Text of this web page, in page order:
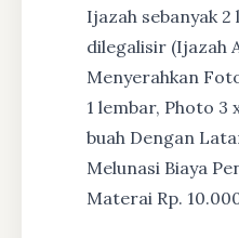
Ijazah sebanyak
dilegalisir (Ijazah
Menyerahkan
1 lembar, Photo 3
buah Dengan
Melunasi Biaya
Materai Rp.